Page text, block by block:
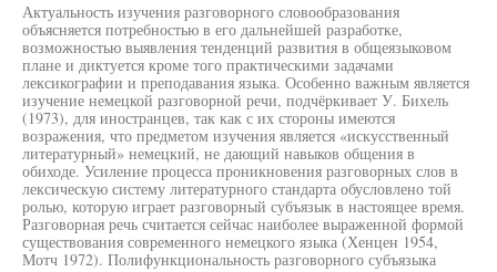
Актуальность изучения разговорного словообразования
объясняется потребностью в его дальнейшей разработке,
возможностью выявления тенденций развития в общеязыковом
плане и диктуется кроме того практическими задачами
лексикографии и преподавания языка. Особенно важным является
изучение немецкой разговорной речи, подчёркивает У. Бихель
(1973), для иностранцев, так как с их стороны имеются
возражения, что предметом изучения является «искусственный
литературный» немецкий, не дающий навыков общения в
обиходе. Усиление процесса проникновения разговорных слов в
лексическую систему литературного стандарта обусловлено той
ролью, которую играет разговорный субъязык в настоящее время.
Разговорная речь считается сейчас наиболее выраженной формой
существования современного немецкого языка (Хенцен 1954,
Мотч 1972). Полифункциональность разговорного субъязыка